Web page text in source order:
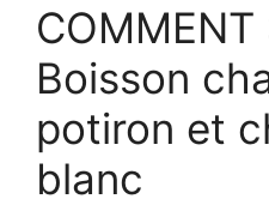
COMMENT
Boisson
potiron et
blanc